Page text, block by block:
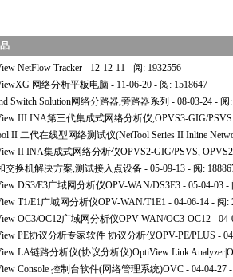
NetFlow Tracker - 12-12-11 - 阅: 1932556
网络分析平板电脑 - 11-06-20 - 阅: 1518647
Switch Solution网络分路器,旁路器系列 - 08-03-24 - 阅
III INA第三代集成式网络分析仪,OPVS3-GIG/PSVS
II 二代在线型网络测试仪(NetTool Series II Inline
II INA集成式网络分析仪OPVS2-GIG/PSVS,
交换机解决方案,测试接入点设备 - 05-09-13 - 阅:
DS3/E3广域网分析仪OPV-WAN/DS3E3 - 05-04-03 -
T1/E1广域网分析仪OPV-WAN/T1E1 - 04-06-14 - 阅:
OC3/OC12广域网分析仪OPV-WAN/OC3-OC12 -
PE协议分析专家软件 协议分析仪OPV-PE/PLUS -
LA链路分析仪(协议分析仪)OptiView Link
Console 控制台软件(网络管理系统)OVC - 04-04-27